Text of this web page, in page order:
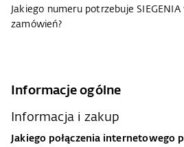
Jakiego numeru potrzebuje
zamówień?
Informacje ogólne
Informacja i zakup
Jakiego połączenia internetowego